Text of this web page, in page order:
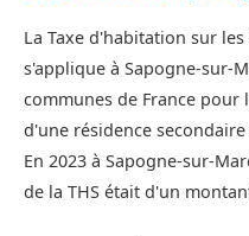
La Taxe d'habitation sur
s'applique à Sapogne-sur-
communes de France
d'une résidence
En 2023 à Sapogne-sur-
de la THS était d'un